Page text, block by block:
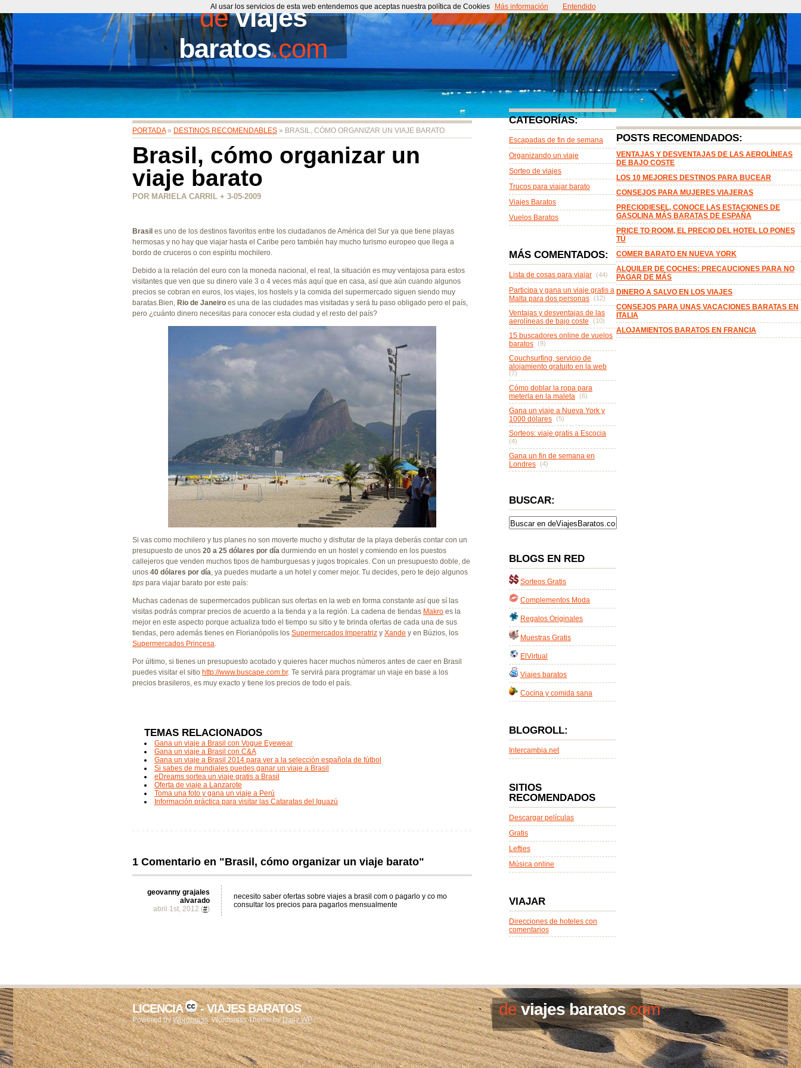
deviajes
baratos.com
Portada Contacto Acerca de
PORTADA» DESTINOS RECOMENDABLES » BRASIL, CÓMO ORGANIZAR UN VIAJE BARATO
Brasil, cómo organizar un
viaje barato
POR MARIELA CARRIL + 3-05-2009
Brasil es uno de los destinos favoritos entre los ciudadanos de América del Sur ya que tiene playas
hermosas y no hay que viajar hasta el Caribe pero también hay mucho turismo europeo que llega a
bordo de cruceros o con espíritu mochilero.
Debido a la relación del euro con la moneda nacional, el real, la situación es muy ventajosa para estos
visitantes que ven que su dinero vale 3 o 4 veces más aquí que en casa, así que aún cuando algunos
precios se cobran en euros, los viajes, los hostels y la comida del supermercado siguen siendo muy
baratas.Bien, Rio de Janeiro es una de las ciudades mas visitadas y será tu paso obligado pero el país,
pero ¿cuánto dinero necesitas para conocer esta ciudad y el resto del país?
Si vas como mochilero y tus planes no son moverte mucho y disfrutar de la playa deberás contar con un
presupuesto de unos 20 a 25 dólares por día durmiendo en un hostel y comiendo en los puestos
callejeros que venden muchos tipos de hamburguesas y jugos tropicales. Con un presupuesto doble, de
unos 40 dólares por día, ya puedes mudarte a un hotel y comer mejor. Tu decides, pero te dejo algunos
tips para viajar barato por este país:
Muchas cadenas de supermercados publican sus ofertas en la web en forma constante así que sí las
visitas podrás comprar precios de acuerdo a la tienda y a la región. La cadena de tiendas Makro es la
mejor en este aspecto porque actualiza todo el tiempo su sitio y te brinda ofertas de cada una de sus
tiendas, pero además tienes en Florianópolis los Supermercados Imperatriz y Xande y en Búzios, los
Supermercados Princesa.
Por último, si tienes un presupuesto acotado y quieres hacer muchos números antes de caer en Brasil
puedes visitar el sitio http://www.buscape.com.br. Te servirá para programar un viaje en base a los
precios brasileros, es muy exacto y tiene los precios de todo el país.
TEMAS RELACIONADOS
Gana un viaje a Brasil con Vogue Eyewear
Gana un viaje a Brasil con C&A
Gana un viaje a Brasil 2014 para ver a la selección española de fútbol
Si sabes de mundiales puedes ganar un viaje a Brasil
eDreams sortea un viaje gratis a Brasil
Oferta de viaje a Lanzarote
Toma una foto y gana un viaje a Perú
Información práctica para visitar las Cataratas del Iguazú
1 Comentario en "Brasil, cómo organizar un viaje barato"
geovanny grajales
alvarado
abril 1st, 2012 (#)
necesito saber ofertas sobre viajes a brasil com o pagarlo y co mo
consultar los precios para pagarlos mensualmente
POSTS RECOMENDADOS:
VENTAJAS Y DESVENTAJAS DE LAS AEROLÍNEAS
DE BAJO COSTE
LOS 10 MEJORES DESTINOS PARA BUCEAR
CONSEJOS PARA MUJERES VIAJERAS
PRECIODIESEL, CONOCE LAS ESTACIONES DE
GASOLINA MÁS BARATAS DE ESPAÑA
PRICE TO ROOM, EL PRECIO DEL HOTEL LO PONES
TÚ
COMER BARATO EN NUEVA YORK
ALQUILER DE COCHES: PRECAUCIONES PARA NO
PAGAR DE MÁS
DINERO A SALVO EN LOS VIAJES
CONSEJOS PARA UNAS VACACIONES BARATAS EN
ITALIA
ALOJAMIENTOS BARATOS EN FRANCIA
CATEGORÍAS:
Escapadas de fin de semana
Organizando un viaje
Sorteo de viajes
Trucos para viajar barato
Viajes Baratos
Vuelos Baratos
MÁS COMENTADOS:
Lista de cosas para viajar (44)
Participa y gana un viaje gratis a
Malta para dos personas (12)
Ventajas y desventajas de las
aerolíneas de bajo coste (10)
15 buscadores online de vuelos
baratos (9)
Couchsurfing, servicio de
alojamiento gratuito en la web
(7)
Cómo doblar la ropa para
meterla en la maleta (6)
Gana un viaje a Nueva York y
1000 dólares (5)
Sorteos: viaje gratis a Escocia
(4)
Gana un fin de semana en
Londres (4)
BUSCAR:
BLOGS EN RED
Sorteos Gratis
Complementos Moda
Regalos Originales
Muestras Gratis
ElVirtual
Viajes baratos
Cocina y comida sana
BLOGROLL:
Intercambia.net
SITIOS
RECOMENDADOS
Descargar películas
Gratis
Lefties
Música online
VIAJAR
Direcciones de hoteles con
comentarios
LICENCIA - VIAJES BARATOS
Powered byWordpress. Wordpress Theme byDaily WP.
de viajes baratos.com
Al usar los servicios de esta web entendemos que aceptas nuestra política de Cookies Más información Entendido